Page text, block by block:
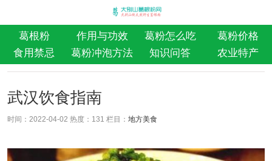
葛根粉 作用与功效 葛粉怎么吃
葛粉价格
食用禁忌
葛粉冲泡方法 知识问答 农业特产
武汉饮食指南
时间：2022-04-02 热度： 131 栏目： 地方美食